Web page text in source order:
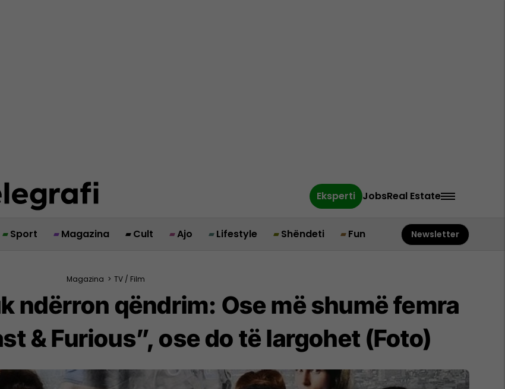
Eksperti JobsReal Estate
Sport Magazina Cult Ajo Lifestyle Shëndeti Fun Newsletter
Magazina > TV / Film
ndërron qëndrim: Ose më shumë femra
& Furious”, ose do të largohet (Foto)